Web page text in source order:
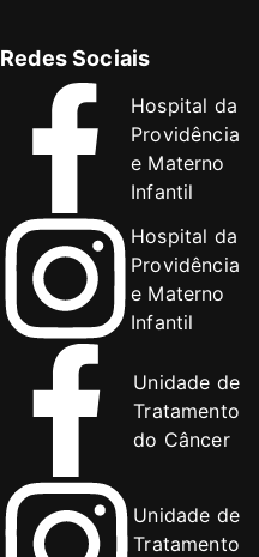
Redes Sociais
Hospital da
Providência
e Materno
Infantil
Hospital da
Providência
e Materno
Infantil
Unidade de
Tratamento
do Câncer
Unidade de
Tratamento